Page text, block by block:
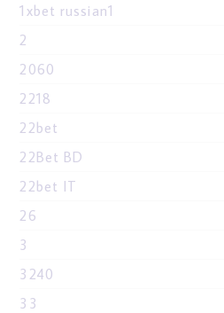
1xbet russian1
2
2060
2218
22bet
22Bet BD
22bet IT
26
3
3240
33